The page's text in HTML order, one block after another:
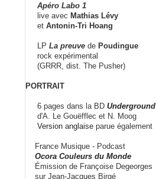
Apéro Labo 1
live avec Mathias Lévy
et Antonin-Tri Hoang
LP La preuve de Poudingue
rock expérimental
(GRRR, dist. The Pusher)
PORTRAIT
6 pages dans la BD Underground
d'A. Le Gouëfflec et N. Moog
Version anglaise parue également
France Musique - Podcast
Ocora Couleurs du Monde
Émission de Françoise Degeorges
sur Jean-Jacques Birgé